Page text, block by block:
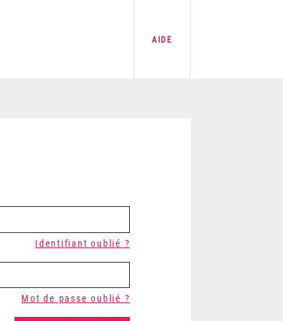
AIDE
Identifiant oublié ?
Mot de passe oublié ?